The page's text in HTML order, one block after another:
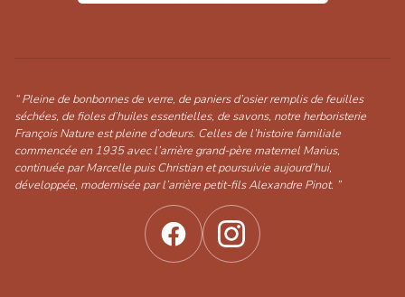
“ Pleine de bonbonnes de verre, de paniers d’osier remplis de feuilles
séchées, de fioles d’huiles essentielles, de savons, notre herboristerie
François Nature est pleine d’odeurs. Celles de l’histoire familiale
commencée en 1935 avec l’arrière grand-père maternel Marius,
continuée par Marcelle puis Christian et poursuivie aujourd’hui,
développée, modernisée par l’arrière petit-fils Alexandre Pinot. ”